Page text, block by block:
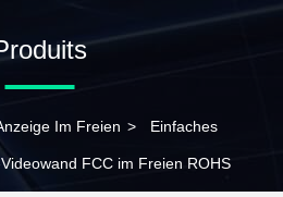
Im Freien > Einfaches
FCC im Freien ROHS